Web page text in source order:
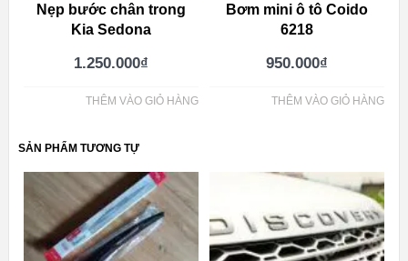
Nẹp bước chân trong
Kia Sedona
1.250.000₫
THÊM VÀO GIỎ HÀNG
Bơm mini ô tô Coido
6218
950.000₫
THÊM VÀO GIỎ HÀNG
SẢN PHẨM TƯƠNG TỰ